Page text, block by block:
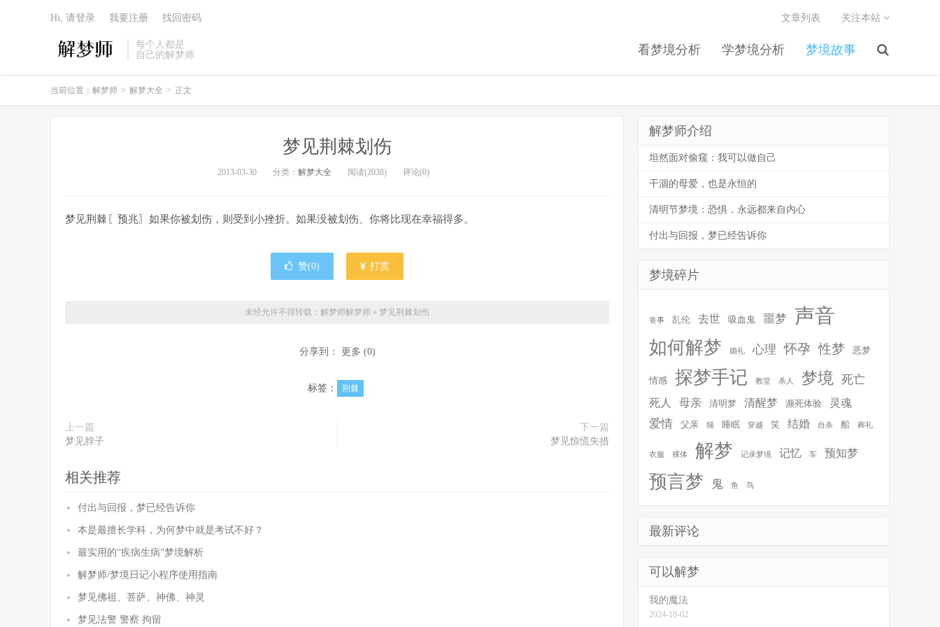
每个人都是
自己的解梦师
看梦境分析 学梦境分析 梦境故事
文章列表 关注本站
Hi, 请登录 我要注册 找回密码
当前位置： 解梦师 > 解梦大全 > 正文
梦见荆棘划伤
2013-03-30 分类： 解梦大全 阅读(2038) 评论(0)
梦见荆棘〖预兆〗如果你被划伤，则受到小挫折。如果没被划伤、你将比现在幸福得多。
赞(0) 打赏
未经允许不得转载：解梦师解梦师 » 梦见荆棘划伤
分享到： 更多 (0)
标签： 荆棘
上一篇
梦见脖子
下一篇
梦见惊慌失措
相关推荐
付出与回报，梦已经告诉你
本是最擅长学科，为何梦中就是考试不好？
最实用的“疾病生病”梦境解析
解梦师/梦境日记小程序使用指南
梦见佛祖、菩萨、神佛、神灵
梦见法警 警察 拘留
解梦师介绍
坦然面对偷窥：我可以做自己
干涸的母爱，也是永恒的
清明节梦境：恐惧，永远都来自内心
付出与回报，梦已经告诉你
梦境碎片
丧事 乱伦 去世 吸血鬼 噩梦 声音
如何解梦 婚礼 心理 怀孕 性梦 恶梦
情感 探梦手记 教堂 杀人 梦境 死亡
死人 母亲 清明梦 清醒梦 濒死体验 灵魂
爱情 父亲 猫 睡眠 穿越 笑 结婚 自杀 船 葬礼
衣服 裸体 解梦 记录梦境 记忆 车 预知梦
预言梦 鬼 鱼 鸟
最新评论
可以解梦
我的魔法
2024-10-02